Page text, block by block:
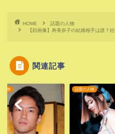
HOME
話題の人物
【顔画像】寿美奈子の結婚相手は誰？
関連記事
人物 話題の人物